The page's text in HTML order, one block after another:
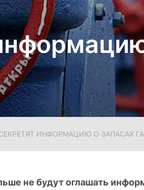
ИНФОРМАЦИЮ О ЗАПАСАХ
не будут оглашать